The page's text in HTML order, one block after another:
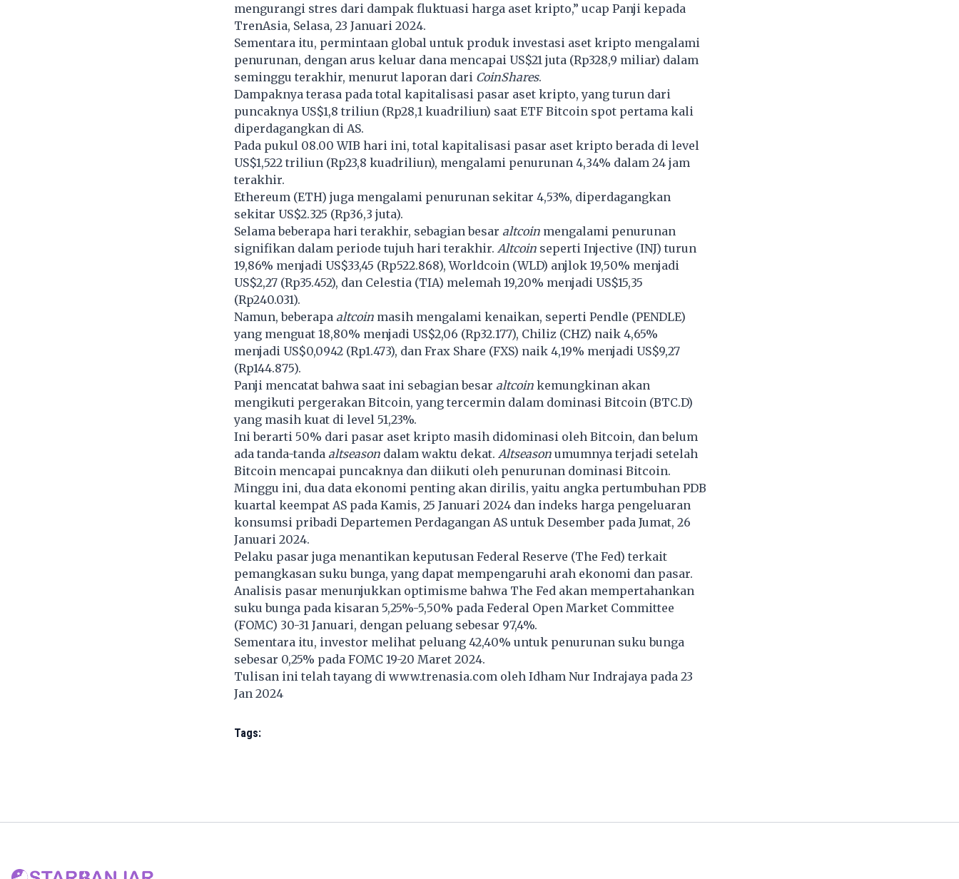
mengurangi stres dari dampak fluktuasi harga aset kripto,” ucap Panji kepada
TrenAsia, Selasa, 23 Januari 2024.
Sementara itu, permintaan global untuk produk investasi aset kripto mengalami
penurunan, dengan arus keluar dana mencapai US$21 juta (Rp328,9 miliar) dalam
seminggu terakhir, menurut laporan dari CoinShares.
Dampaknya terasa pada total kapitalisasi pasar aset kripto, yang turun dari
puncaknya US$1,8 triliun (Rp28,1 kuadriliun) saat ETF Bitcoin spot pertama kali
diperdagangkan di AS.
Pada pukul 08.00 WIB hari ini, total kapitalisasi pasar aset kripto berada di level
US$1,522 triliun (Rp23,8 kuadriliun), mengalami penurunan 4,34% dalam 24 jam
terakhir.
Ethereum (ETH) juga mengalami penurunan sekitar 4,53%, diperdagangkan
sekitar US$2.325 (Rp36,3 juta).
Selama beberapa hari terakhir, sebagian besar altcoinmengalami penurunan
signifikan dalam periode tujuh hari terakhir. Altcoinseperti Injective (INJ) turun
19,86% menjadi US$33,45 (Rp522.868), Worldcoin (WLD) anjlok 19,50% menjadi
US$2,27 (Rp35.452), dan Celestia (TIA) melemah 19,20% menjadi US$15,35
(Rp240.031).
Namun, beberapa altcoinmasih mengalami kenaikan, seperti Pendle (PENDLE)
yang menguat 18,80% menjadi US$2,06 (Rp32.177), Chiliz (CHZ) naik 4,65%
menjadi US$0,0942 (Rp1.473), dan Frax Share (FXS) naik 4,19% menjadi US$9,27
(Rp144.875).
Panji mencatat bahwa saat ini sebagian besar altcoinkemungkinan akan
mengikuti pergerakan Bitcoin, yang tercermin dalam dominasi Bitcoin (BTC.D)
yang masih kuat di level 51,23%.
Ini berarti 50% dari pasar aset kripto masih didominasi oleh Bitcoin, dan belum
ada tanda-tanda altseasondalam waktu dekat. Altseasonumumnya terjadi setelah
Bitcoin mencapai puncaknya dan diikuti oleh penurunan dominasi Bitcoin.
Minggu ini, dua data ekonomi penting akan dirilis, yaitu angka pertumbuhan PDB
kuartal keempat AS pada Kamis, 25 Januari 2024 dan indeks harga pengeluaran
konsumsi pribadi Departemen Perdagangan AS untuk Desember pada Jumat, 26
Januari 2024.
Pelaku pasar juga menantikan keputusan Federal Reserve (The Fed) terkait
pemangkasan suku bunga, yang dapat mempengaruhi arah ekonomi dan pasar.
Analisis pasar menunjukkan optimisme bahwa The Fed akan mempertahankan
suku bunga pada kisaran 5,25%-5,50% pada Federal Open Market Committee
(FOMC) 30-31 Januari, dengan peluang sebesar 97,4%.
Sementara itu, investor melihat peluang 42,40% untuk penurunan suku bunga
sebesar 0,25% pada FOMC 19-20 Maret 2024.
Tulisan ini telah tayang di www.trenasia.comoleh Idham Nur Indrajaya pada 23
Jan 2024
Tags: